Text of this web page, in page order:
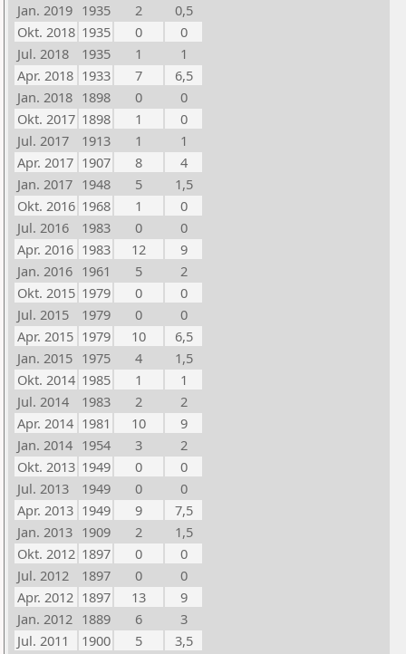
Jan. 2019 1935 2
0,5
Okt. 2018 1935 0
0
Jul. 2018
1935 1
1
Apr. 2018 1933 7
6,5
Jan. 2018 1898 0
0
Okt. 2017 1898 1
0
Jul. 2017
1913 1
1
Apr. 2017 1907 8
4
Jan. 2017 1948 5
1,5
Okt. 2016 1968 1
0
Jul. 2016
1983 0
0
Apr. 2016 1983 12
9
Jan. 2016 1961 5
2
Okt. 2015 1979 0
0
Jul. 2015
1979 0
0
Apr. 2015 1979 10
6,5
Jan. 2015 1975 4
1,5
Okt. 2014 1985 1
1
Jul. 2014
1983 2
2
Apr. 2014 1981 10
9
Jan. 2014 1954 3
2
Okt. 2013 1949 0
0
Jul. 2013
1949 0
0
Apr. 2013 1949 9
7,5
Jan. 2013 1909 2
1,5
Okt. 2012 1897 0
0
Jul. 2012
1897 0
0
Apr. 2012 1897 13
9
Jan. 2012 1889 6
3
Jul. 2011
1900 5
3,5